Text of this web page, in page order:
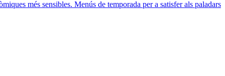
més sensibles. Menús de temporada per a satisfer als paladars